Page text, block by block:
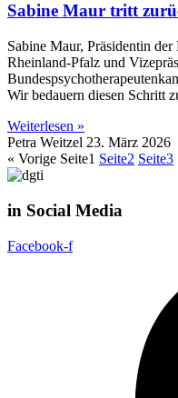
Sabine Maur tritt
Sabine Maur, Präsidentin
Rheinland-Pfalz und
Wir bedauern diesen Schritt
Weiterlesen »
Petra Weitzel 23. März 2026
« Vorige Seite1 Seite2 Seite3
in Social Media
Facebook-f